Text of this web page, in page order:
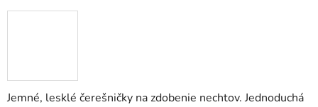
Jemné, lesklé čerešničky na zdobenie nechtov. Jednoduchá